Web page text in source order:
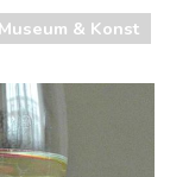
Museum & Konst